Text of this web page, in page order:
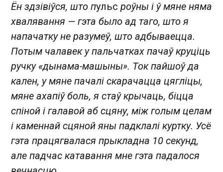
Ён здзівіўся, што пульс роўны і ў мяне няма
хвалявання — гэта было ад таго, што я
напачатку не разумеў, што адбываецца.
Потым чалавек у пальчатках пачаў круціць
ручку «дынама-машыны». Ток пайшоў да
кален, у мяне пачалі скарачацца цягліцы,
мяне ахапіў боль, я стаў крычаць, біцца
спіной і галавой аб сцяну, між голым целам
і каменнай сцяной яны падклалі куртку. Усё
гэта працягвалася прыкладна 10 секунд,
але падчас катавання мне гэта падалося